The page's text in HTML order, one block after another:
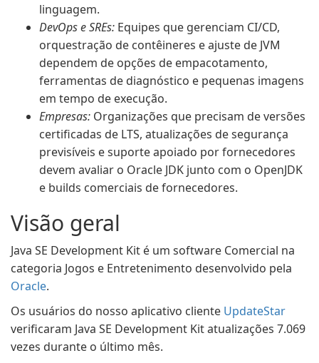
linguagem.
DevOps e SREs: Equipes que gerenciam CI/CD,
orquestração de contêineres e ajuste de JVM
dependem de opções de empacotamento,
ferramentas de diagnóstico e pequenas imagens
em tempo de execução.
Empresas: Organizações que precisam de versões
certificadas de LTS, atualizações de segurança
previsíveis e suporte apoiado por fornecedores
devem avaliar o Oracle JDK junto com o OpenJDK
e builds comerciais de fornecedores.
Visão geral
Java SE Development Kit é um software Comercial na
categoria Jogos e Entretenimento desenvolvido pela
Oracle.
Os usuários do nosso aplicativo cliente UpdateStar
verificaram Java SE Development Kit atualizações 7.069
vezes durante o último mês.